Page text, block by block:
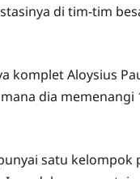
di tim-tim
komplet Aloysius
dia
satu